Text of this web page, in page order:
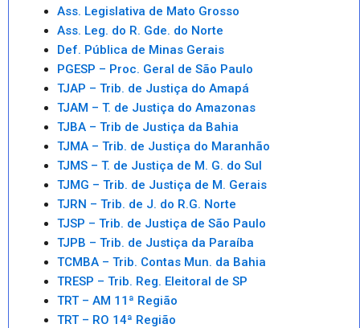
Ass. Legislativa de Mato Grosso
Ass. Leg. do R. Gde. do Norte
Def. Pública de Minas Gerais
PGESP – Proc. Geral de São Paulo
TJAP – Trib. de Justiça do Amapá
TJAM – T. de Justiça do Amazonas
TJBA – Trib de Justiça da Bahia
TJMA – Trib. de Justiça do Maranhão
TJMS – T. de Justiça de M. G. do Sul
TJMG – Trib. de Justiça de M. Gerais
TJRN – Trib. de J. do R.G. Norte
TJSP – Trib. de Justiça de São Paulo
TJPB – Trib. de Justiça da Paraíba
TCMBA – Trib. Contas Mun. da Bahia
TRESP – Trib. Reg. Eleitoral de SP
TRT – AM 11ª Região
TRT – RO 14ª Região